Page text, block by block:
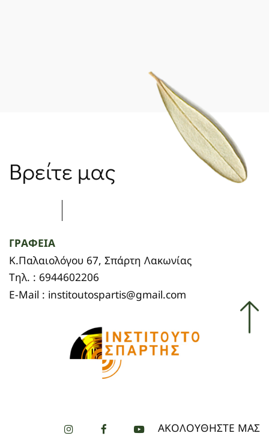
Βρείτε μας
ΓΡΑΦΕΙΑ
Κ.Παλαιολόγου 67, Σπάρτη Λακωνίας
Τηλ. : 6944602206
E-Mail : institoutospartis@gmail.com
ΑΚΟΛΟΥΘΗΣΤΕ ΜΑΣ